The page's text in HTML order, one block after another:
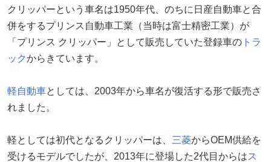
クリッパーという車名は1950年代、のちに日産自動車と合
併をするプリンス自動車工業（当時は富士精密工業）が
「プリンス クリッパー」として販売していた登録車の トラ
ックからきています。
軽自動車としては、2003年から車名が復活する形で販売さ
れました。
軽としては初代となるクリッパーは、 三菱からOEM供給を
受けるモデルでしたが、2013年に登場した2代目からはス